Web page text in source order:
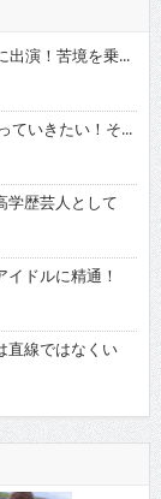
演！苦境を乗...
ていきたい！そ...
歴芸人として
ドルに精通！
線ではなくい